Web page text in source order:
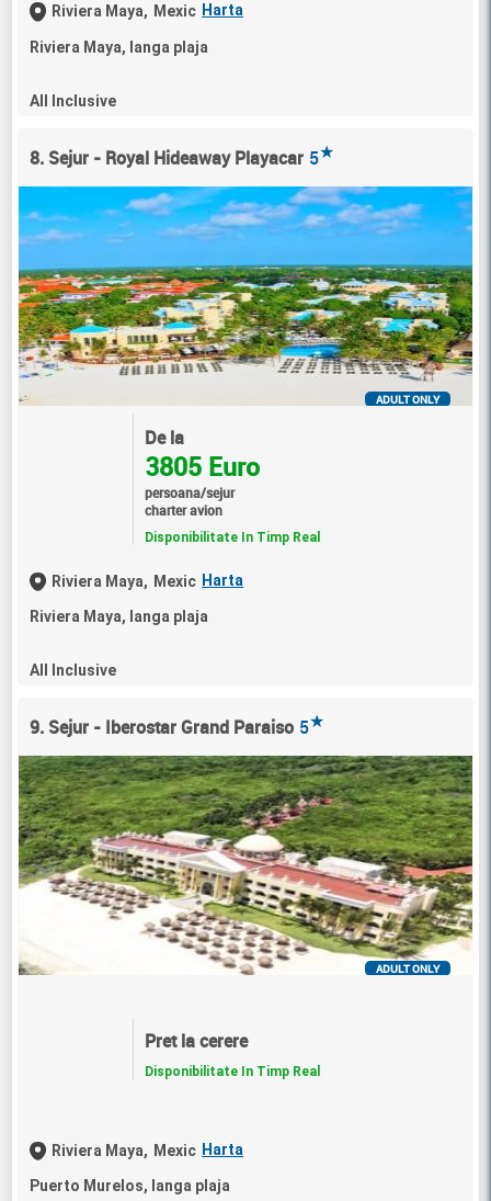
Riviera Maya, Mexic Harta
Riviera Maya, langa plaja
All Inclusive
8. Sejur - Royal Hideaway Playacar 5★
ADULT ONLY
De la
3805 Euro
persoana/sejur
charter avion
Disponibilitate In Timp Real
Riviera Maya, Mexic Harta
Riviera Maya, langa plaja
All Inclusive
9. Sejur - Iberostar Grand Paraiso 5★
ADULT ONLY
Pret la cerere
Disponibilitate In Timp Real
Riviera Maya, Mexic Harta
Puerto Murelos, langa plaja